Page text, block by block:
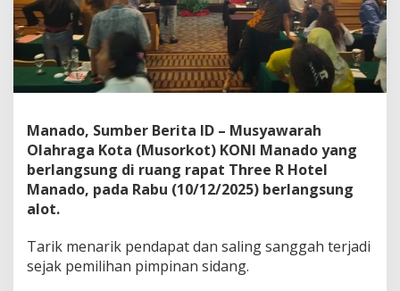
r
p
i
l
i
h
e
t
u
a
K
M
a
Manado, Sumber Berita ID – Musyawarah
Olahraga Kota (Musorkot) KONI Manado yang
berlangsung di ruang rapat Three R Hotel
Manado, pada Rabu (10/12/2025) berlangsung
alot.
Tarik menarik pendapat dan saling sanggah terjadi
sejak pemilihan pimpinan sidang.